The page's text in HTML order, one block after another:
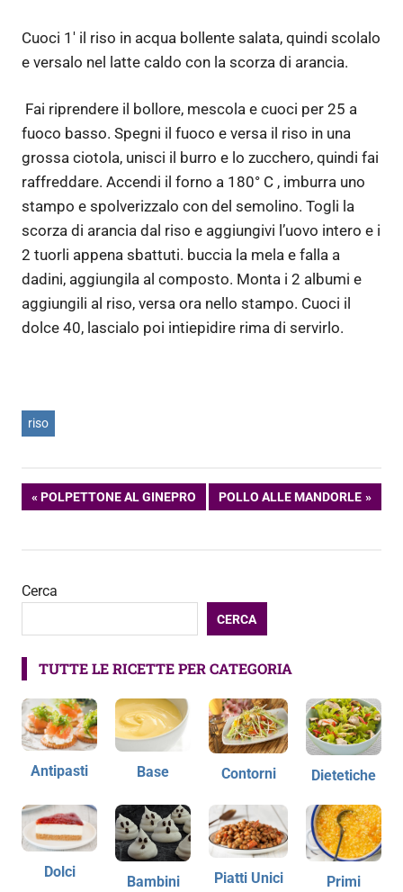
Cuoci 1′ il riso in acqua bollente salata, quindi scolalo
e versalo nel latte caldo con la scorza di arancia.
Fai riprendere il bollore, mescola e cuoci per 25 a
fuoco basso. Spegni il fuoco e versa il riso in una
grossa ciotola, unisci il burro e lo zucchero, quindi fai
raffreddare. Accendi il forno a 180° C , imburra uno
stampo e spolverizzalo con del semolino. Togli la
scorza di arancia dal riso e aggiungivi l’uovo intero e i
2 tuorli appena sbattuti. buccia la mela e falla a
dadini, aggiungila al composto. Monta i 2 albumi e
aggiungili al riso, versa ora nello stampo. Cuoci il
dolce 40, lascialo poi intiepidire rima di servirlo.
riso
Navigazione
ARTICOLO
POLPETTONE AL GINEPRO
ARTICOLO
POLLO ALLE MANDORLE
Cerca
CERCA
TUTTE LE RICETTE PER CATEGORIA
Antipasti Base Contorni Dietetiche
Dolci
Bambini Piatti Unici Primi